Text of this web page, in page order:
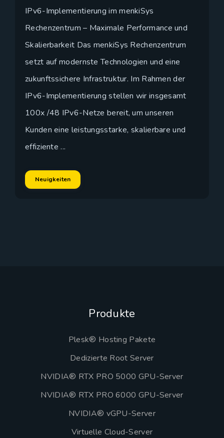
IPv6-Implementierung im menkiSys
Rechenzentrum – Maximale Performance und
Skalierbarkeit Das menkiSys Rechenzentrum
setzt auf modernste Technologien und eine
zukunftssichere Infrastruktur. Im Rahmen der
IPv6-Implementierung stellen wir insgesamt
100x /48 IPv6-Netze bereit, um unseren
Kunden eine leistungsstarke, skalierbare und
effiziente ...
Neuigkeiten
Produkte
Plesk® Hosting Pakete
Dedizierte Root Server
NVIDIA® RTX PRO 5000 GPU-Server
NVIDIA® RTX PRO 6000 GPU-Server
NVIDIA® vGPU-Server
Virtuelle Cloud-Server